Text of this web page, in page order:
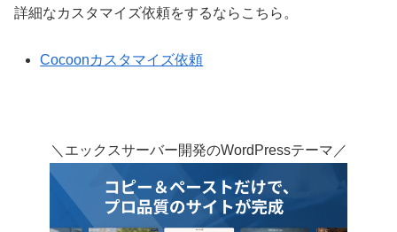
詳細なカスタマイズ依頼をするならこちら。
Cocoonカスタマイズ依頼
＼エックスサーバー開発のWordPressテーマ／